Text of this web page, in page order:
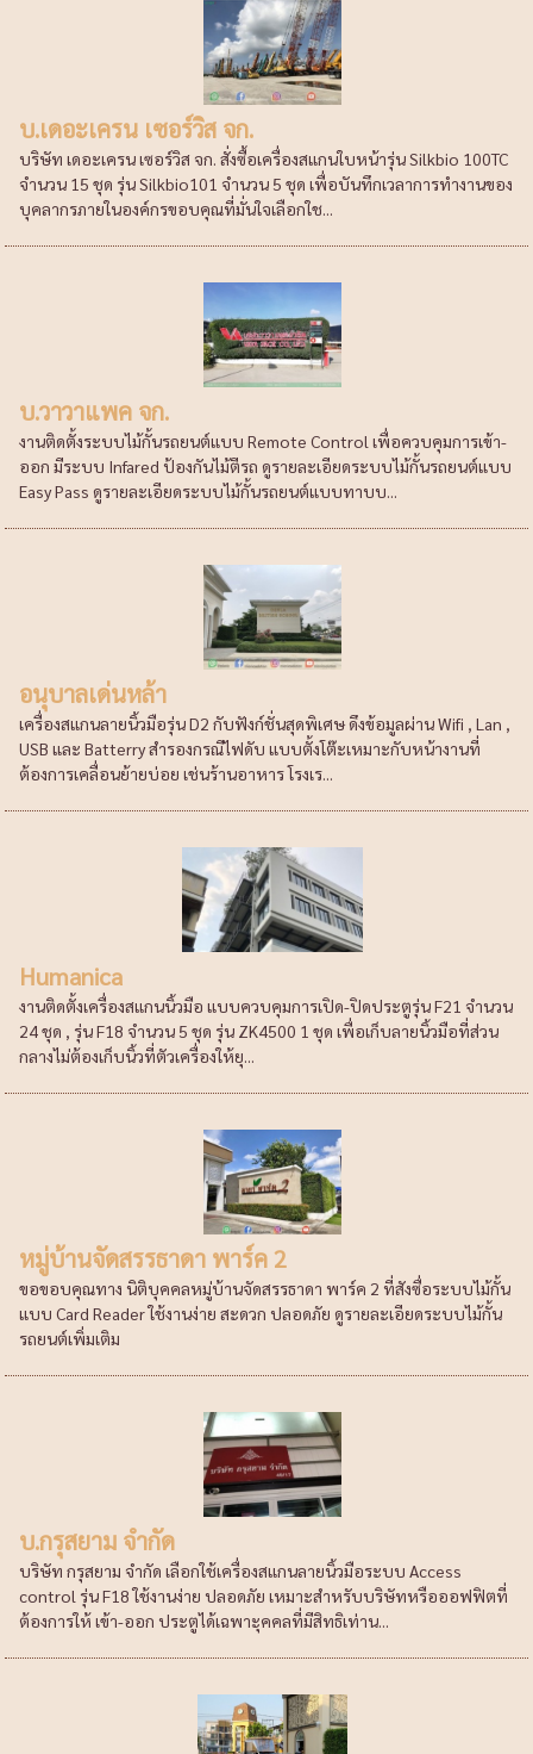
บ.เดอะเครน เซอร์วิส จก.
บริษัท เดอะเครน เซอร์วิส จก. สั่งซื้อเครื่องสแกนใบหน้ารุ่น Silkbio 100TC
จำนวน 15 ชุด รุ่น Silkbio101 จำนวน 5 ชุด เพื่อบันทึกเวลาการทำงานของ
บุคลากรภายในองค์กรขอบคุณที่มั่นใจเลือกใช...
บ.วาวาแพค จก.
งานติดตั้งระบบไม้กั้นรถยนต์แบบ Remote Control เพื่อควบคุมการเข้า-
ออก มีระบบ Infared ป้องกันไม้ตีรถ ดูรายละเอียดระบบไม้กั้นรถยนต์แบบ
Easy Pass ดูรายละเอียดระบบไม้กั้นรถยนต์แบบทาบบ...
อนุบาลเด่นหล้า
เครื่องสแกนลายนิ้วมือรุ่น D2 กับฟังก์ชั่นสุดพิเศษ ดึงข้อมูลผ่าน Wifi , Lan ,
USB และ Batterry สำรองกรณีไฟดับ แบบตั้งโต๊ะเหมาะกับหน้างานที่
ต้องการเคลื่อนย้ายบ่อย เช่นร้านอาหาร โรงเร...
Humanica
งานติดตั้งเครื่องสแกนนิ้วมือ แบบควบคุมการเปิด-ปิดประตูรุ่น F21 จำนวน
24 ชุด , รุ่น F18 จำนวน 5 ชุด รุ่น ZK4500 1 ชุด เพื่อเก็บลายนิ้วมือที่ส่วน
กลางไม่ต้องเก็บนิ้วที่ตัวเครื่องให้ยุ...
หมู่บ้านจัดสรรธาดา พาร์ค 2
ขอขอบคุณทาง นิติบุคคลหมู่บ้านจัดสรรธาดา พาร์ค 2 ที่สังซื่อระบบไม้กั้น
แบบ Card Reader ใช้งานง่าย สะดวก ปลอดภัย ดูรายละเอียดระบบไม้กั้น
รถยนต์เพิ่มเติม
บ.กรุสยาม จำกัด
บริษัท กรุสยาม จำกัด เลือกใช้เครื่องสแกนลายนิ้วมือระบบ Access
control รุ่น F18 ใช้งานง่าย ปลอดภัย เหมาะสำหรับบริษัทหรือออฟฟิตที่
ต้องการให้ เข้า-ออก ประตูได้เฉพาะุคคลที่มีสิทธิเท่าน...